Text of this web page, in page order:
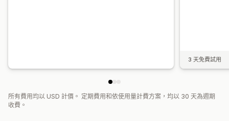
3 天免費試用
所有費用均以 USD 計價。 定期費用和依使用量計費方案，均以 30 天為週期
收費。